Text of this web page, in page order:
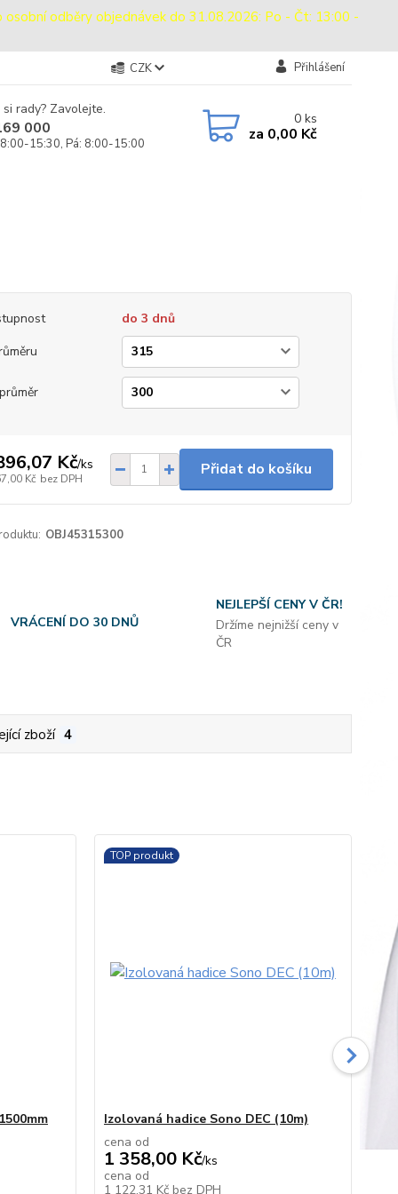
osobní odběry objednávek do 31.08.2026: Po - Čt: 13:00 -
CZK Přihlášení
rady? Zavolejte.
000
15:30, Pá: 8:00-15:00
0ks
za 0,00 Kč
do 3 dnů
Kč/ks
Kč bez DPH
Přidat do košíku
OBJ45315300
VRÁCENÍ DO 30 DNŮ
NEJLEPŠÍ CENY V ČR!
Držíme nejnižší ceny v
ČR
zboží 4
TOP produkt
Izolovaná hadice Sono DEC (10m)
cena od
1 358,00 Kč/ks
cena od
1 122,31 Kč bez DPH